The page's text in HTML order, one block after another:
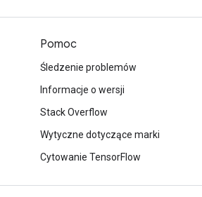
Pomoc
Śledzenie problemów
Informacje o wersji
Stack Overflow
Wytyczne dotyczące marki
Cytowanie TensorFlow